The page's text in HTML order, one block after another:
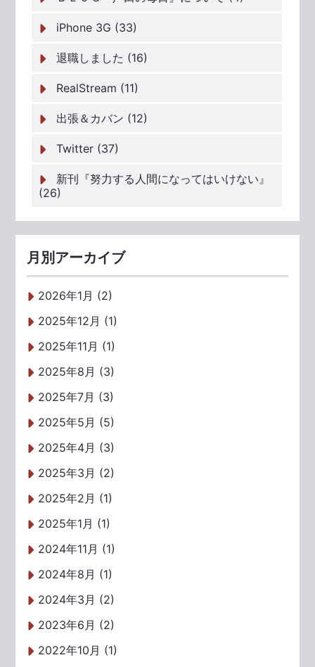
iPhone 3G (33)
退職しました (16)
RealStream (11)
出張＆カバン (12)
Twitter (37)
新刊『努力する人間になってはいけない』
(26)
月別アーカイブ
2026年1月 (2)
2025年12月 (1)
2025年11月 (1)
2025年8月 (3)
2025年7月 (3)
2025年5月 (5)
2025年4月 (3)
2025年3月 (2)
2025年2月 (1)
2025年1月 (1)
2024年11月 (1)
2024年8月 (1)
2024年3月 (2)
2023年6月 (2)
2022年10月 (1)